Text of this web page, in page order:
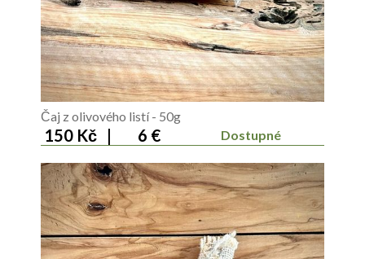
Čaj z olivového listí - 50g
150 Kč | 6 € Dostupné